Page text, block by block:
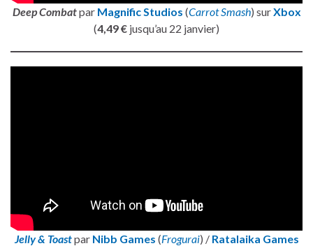
Deep Combatpar Magnific Studios (Carrot Smash) surXbox
(4,49 € jusqu’au 22 janvier)
Jelly & Toastpar Nibb Games (Frogurai) / Ratalaika Games